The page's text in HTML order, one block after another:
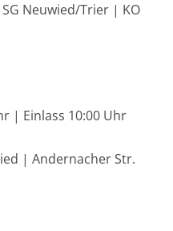
Neuwied/Trier | KO
| Einlass 10:00 Uhr
| Andernacher Str.